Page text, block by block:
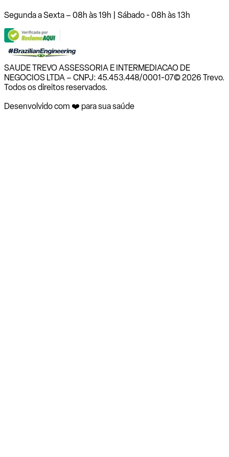
Segunda a Sexta – 08h às 19h | Sábado - 08h às 13h
SAUDE TREVO ASSESSORIA E INTERMEDIACAO DE
NEGOCIOS LTDA – CNPJ: 45.453.448/0001-07© 2026 Trevo.
Todos os direitos reservados.
Desenvolvido com ❤️ para sua saúde